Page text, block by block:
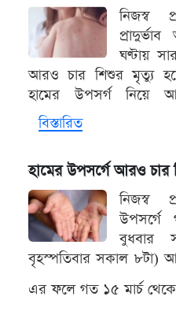
নিজস্ব
ঘণ্টায়
আরও চার শিশুর মৃত্যু
হামের উপসর্গ নিয়ে
বিস্তারিত
হামের উপসর্গে আরও চার
নিজস্ব
বুধবার
বৃহস্পতিবার সকাল ৮টা)
এর ফলে গত ১৫ মার্চ